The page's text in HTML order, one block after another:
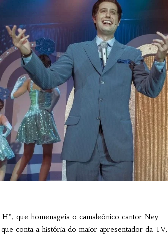
que homenageia o camaleônico cantor Ney
conta a história do maior apresentador da TV,